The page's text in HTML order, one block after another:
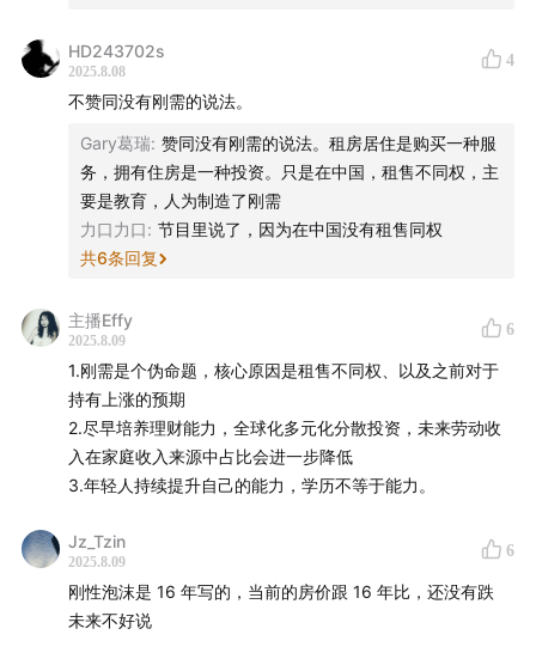
租金比例也不能收敛到全球的平均水平。
社会心态：当大家都相信房价不会跌的时候，房价可能真的
涨，如果这个信念坚持久了之后，房价可能就真的不会涨
了。
「✅消费」
在国内消费，似乎变得越来越物超所值。
己的消费行为的变化。
角。
第一，未来看待工作、教育的态度发生了很大的变化。现在
年轻的朋友会觉得，再怎么努力可能也达不到父辈的高度，
或享受不到父辈当时享受的红利。躺平就好，还不如做点自
己喜欢做的事情。
一，付了首付可以拿不到房；第二，你可能交了首付，掏空
了六个钱包，也很幸运拿到了房，但供不起房了；第三，过
去5年很多地方房价腰斩，房子是一个风险资产，而且可能把
HD243702s
2025.8.08
4
不赞同没有刚需的说法。
Gary葛瑞: 赞同没有刚需的说法。租房居住是购买一种服
务，拥有住房是一种投资。只是在中国，租售不同权，主
要是教育，人为制造了刚需
力口力口: 节目里说了，因为在中国没有租售同权
共6条回复
主播Effy
2025.8.09
6
1.刚需是个伪命题，核心原因是租售不同权、以及之前对于
持有上涨的预期
2.尽早培养理财能力，全球化多元化分散投资，未来劳动收
入在家庭收入来源中占比会进一步降低
3.年轻人持续提升自己的能力，学历不等于能力。
Jz_Tzin
2025.8.09
6
刚性泡沫是 16 年写的，当前的房价跟 16 年比，还没有跌
未来不好说